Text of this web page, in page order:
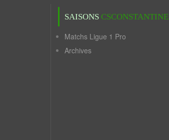
SAISONS CSCONSTANTINE
Matchs Ligue 1 Pro
Archives